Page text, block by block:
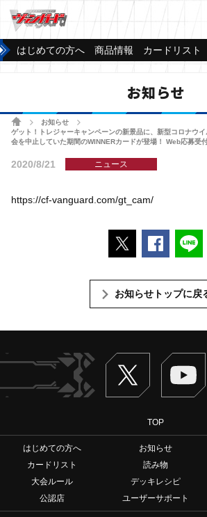
はじめての方へ 商品情報 カードリスト
お知らせ
ホームお知らせ
ゲット！トレジャーキャンペーンの新景品に、新型コロナウ
会を中止していた期間のWINNERカードが登場！ Web応募受
2020/8/21 ニュース
https://cf-vanguard.com/gt_cam/
ポストする
お知らせトップに戻
Twitter
TOP
はじめての方へ お知らせ
カードリスト
読み物
大会ルール
デッキレシピ
公認店
ユーザーサポート